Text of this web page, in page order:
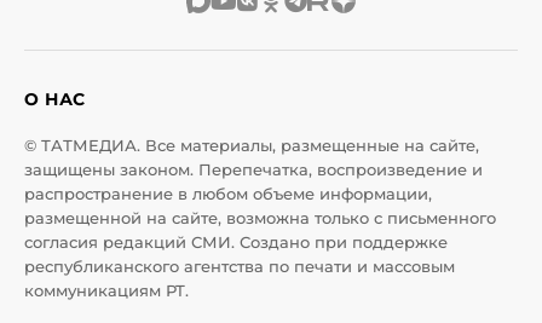
О НАС
© ТАТМЕДИА. Все материалы, размещенные на сайте,
защищены законом. Перепечатка, воспроизведение и
распространение в любом объеме информации,
размещенной на сайте, возможна только с письменного
согласия редакций СМИ. Создано при поддержке
республиканского агентства по печати и массовым
коммуникациям РТ.